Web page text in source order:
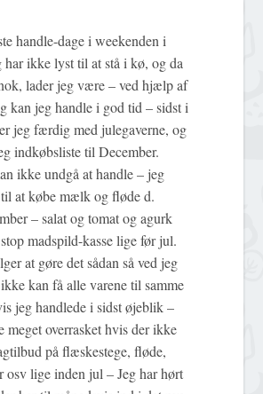
handle-dage i weekenden i
har ikke lyst til at stå i kø, og da
lader jeg være – ved hjælp af
kan jeg handle i god tid – sidst i
jeg færdig med julegaverne, og
indkøbsliste til December.
ikke undgå at handle – jeg
at købe mælk og fløde d.
– salat og tomat og agurk
madspild-kasse lige før jul.
at gøre det sådan så ved jeg
kan få alle varene til samme
jeg handlede i sidst øjeblik –
meget overrasket hvis der ikke
på flæskestege, fløde,
osv lige inden jul – Jeg har hørt